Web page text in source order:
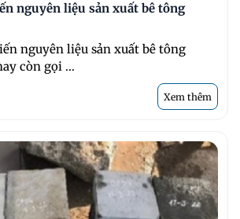
nguyên liệu sản xuất bê tông
nguyên liệu sản xuất bê tông
còn gọi ...
Xem thêm